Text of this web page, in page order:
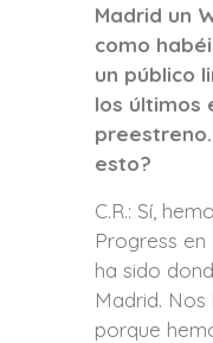
Madrid un
como
un público
los últimos
esto?
C.R.: Sí,
Progress en
ha sido
Madrid. Nos
porque